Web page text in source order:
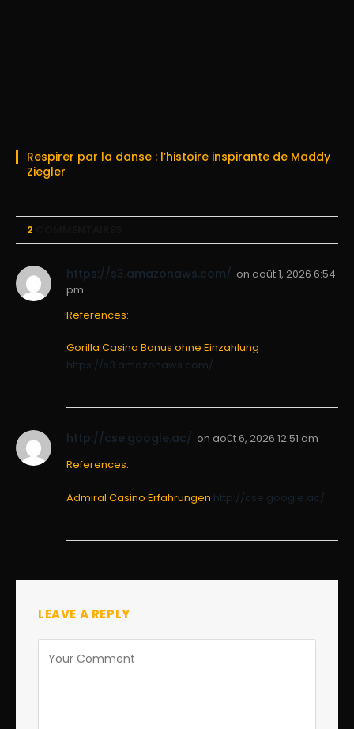
Respirer par la danse : l’histoire inspirante de Maddy
Ziegler
2
https://s3.amazonaws.com/ on août 1, 2026 6:54
pm
References:
Gorilla Casino Bonus ohne Einzahlung
https://s3.amazonaws.com/
http://cse.google.ac/ on août 6, 2026 12:51 am
References:
Admiral Casino Erfahrungen http://cse.google.ac/
LEAVE A REPLY